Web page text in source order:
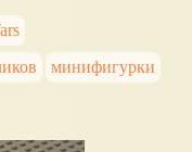
минифигурки